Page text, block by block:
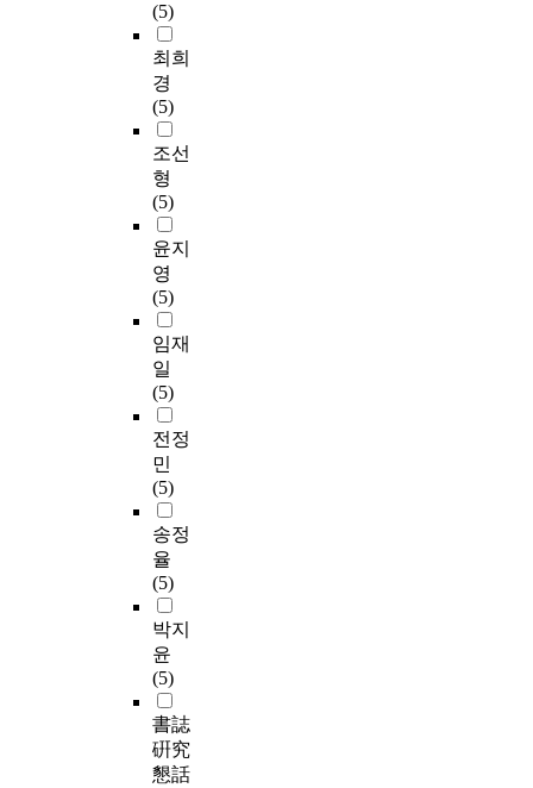
(5)
최희
경
(5)
조선
형
(5)
윤지
영
(5)
임재
일
(5)
전정
민
(5)
송정
율
(5)
박지
윤
(5)
書誌
硏究
懇話